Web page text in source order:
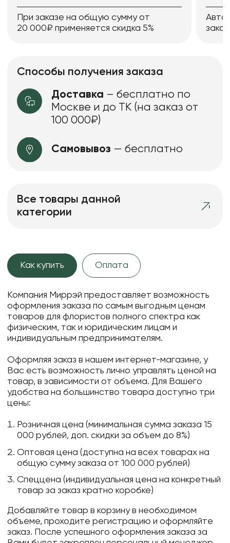
При заказе на общую сумму от
20 000₽ применяется скидка 5%
Способы получения заказа
Доставка – бесплатно по
Москве и до ТК (на заказ от
100 000₽)
Самовывоз — бесплатно
Все товары данной
категории
Как купить Оплата
Компания Миррэй предоставляет возможность
оформления заказа по самым выгодным ценам
товаров для флористов полного спектра как
физическим, так и юридическим лицам и
индивидуальным предпринимателям.
Оформляя заказ в нашем интернет-магазине, у
Вас есть возможность лично управлять ценой на
товар, в зависимости от объема. Для Вашего
удобства на большинство товара доступно три
цены:
Розничная цена (минимальная сумма заказа 15
000 рублей, доп. скидки за объем до 8%)
Оптовая цена (доступна на всех товарах на
общую сумму заказа от 100 000 рублей)
Спеццена (индивидуальная цена на конкретный
товар за заказ кратно коробке)
Добавляйте товар в корзину в необходимом
объеме, проходите регистрацию и оформляйте
заказ. После успешного оформления заказа за